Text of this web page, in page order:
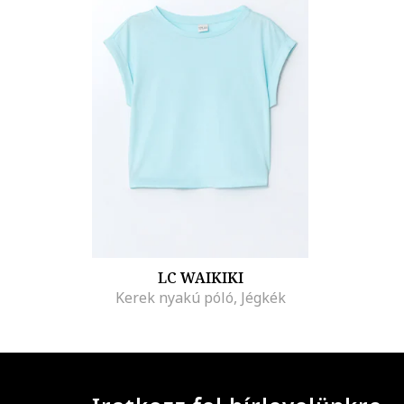
LC WAIKIKI
Kerek nyakú póló, Jégkék